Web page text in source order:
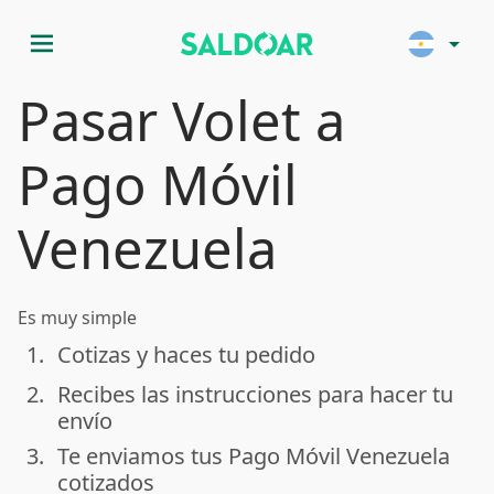
menu arrow_drop_down
Pasar Volet a
Pago Móvil
Venezuela
Es muy simple
done
1. Cotizas y haces tu pedido
done
2. Recibes las instrucciones para hacer tu
envío
done
3. Te enviamos tus Pago Móvil Venezuela
cotizados